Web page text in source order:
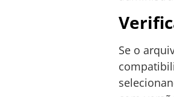
Se o